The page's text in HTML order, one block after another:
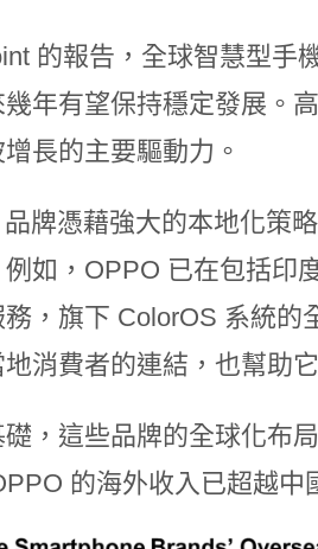
的報告，全球智慧型手
年有望保持穩定發展。
長的主要驅動力。
牌憑藉強大的本地化策
如，OPPO 已在包括印
，旗下 ColorOS 系統
消費者的連結，也幫助
，這些品牌的全球化布
的海外收入已超越中